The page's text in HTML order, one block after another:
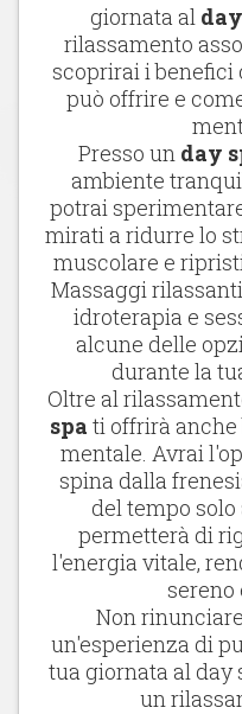
giornata al
rilassamento
scoprirai i benefici
può offrire e
Presso un day
ambiente
potrai
mirati a ridurre lo
muscolare e
Massaggi
idroterapia e
alcune delle
durante la
Oltre al
spa ti offrirà anche
mentale. Avrai
spina dalla
del tempo solo
permetterà di
l'energia vitale,
sereno
Non
un'esperienza di
tua giornata al day
un